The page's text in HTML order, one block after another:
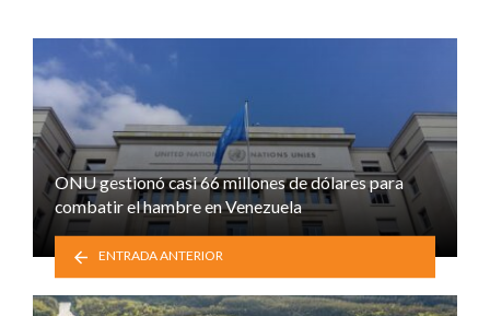
ONU gestionó casi 66 millones de dólares para
combatir el hambre en Venezuela
ENTRADA ANTERIOR